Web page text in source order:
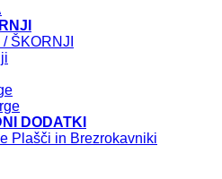
ŠKORNJI
DODATKI
Plašči in Brezrokavniki